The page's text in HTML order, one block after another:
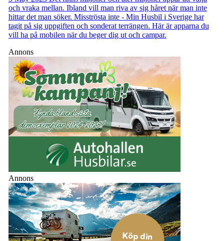
och vraka mellan. Ibland vill man riva av sig håret när man inte
hittar det man söker. Misströsta inte - Min Husbil i Sverige har
tagit på sig uppgiften och sonderat terrängen. Här är apparna du
vill ha på mobilen när du beger dig ut och campar.
Annons
Annons